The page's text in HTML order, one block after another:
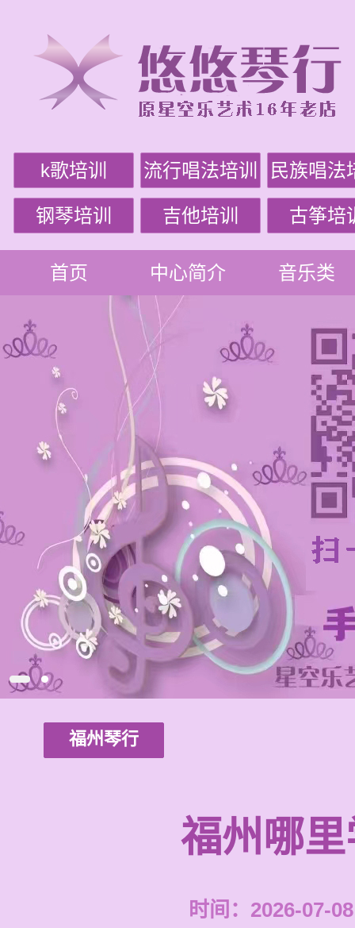
k歌培训 流行唱法培训 民族唱法
钢琴培训 吉他培训 古筝培
首页 中心简介 音乐类
福州琴行
福州哪
时间：2026-07-